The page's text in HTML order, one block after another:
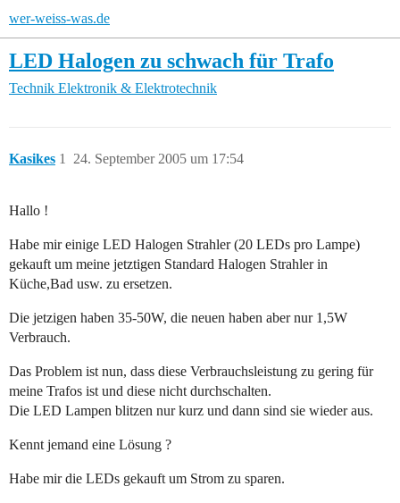
wer-weiss-was.de
LED Halogen zu schwach für Trafo
Technik Elektronik & Elektrotechnik
Kasikes 24. September 2005 um 17:54
1
Hallo !
Habe mir einige LED Halogen Strahler (20 LEDs pro Lampe)
gekauft um meine jetztigen Standard Halogen Strahler in
Küche,Bad usw. zu ersetzen.
Die jetzigen haben 35-50W, die neuen haben aber nur 1,5W
Verbrauch.
Das Problem ist nun, dass diese Verbrauchsleistung zu gering für
meine Trafos ist und diese nicht durchschalten.
Die LED Lampen blitzen nur kurz und dann sind sie wieder aus.
Kennt jemand eine Lösung ?
Habe mir die LEDs gekauft um Strom zu sparen.